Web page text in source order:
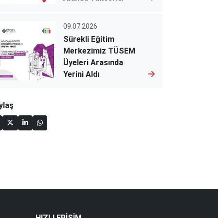
09.07.2026
Sürekli Eğitim
Merkezimiz TÜSEM
Üyeleri Arasında
Yerini Aldı